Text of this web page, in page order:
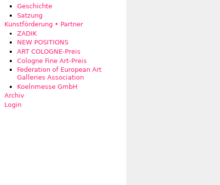
Geschichte
Satzung
Kunstförderung • Partner
ZADIK
NEW POSITIONS
ART COLOGNE-Preis
Cologne Fine Art-Preis
Federation of European Art
Galleries Association
Koelnmesse GmbH
Archiv
Login